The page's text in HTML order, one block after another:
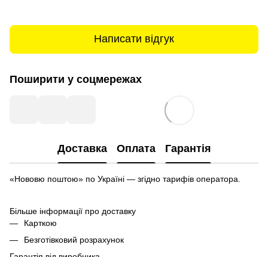
Написати відгук
Поширити у соцмережах
Доставка Оплата Гарантія
«Нововю поштою» по Україні — згідно тарифів оператора.
Більше інформації про доставку
Карткою
Безготівковий розрахунок